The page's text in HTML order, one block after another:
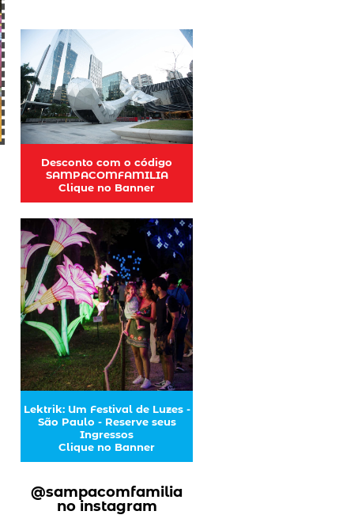
Desconto com o código
SAMPACOMFAMILIA
Clique no Banner
Lektrik: Um Festival de Luzes -
São Paulo - Reserve seus
Ingressos
Clique no Banner
@sampacomfamilia
no instagram